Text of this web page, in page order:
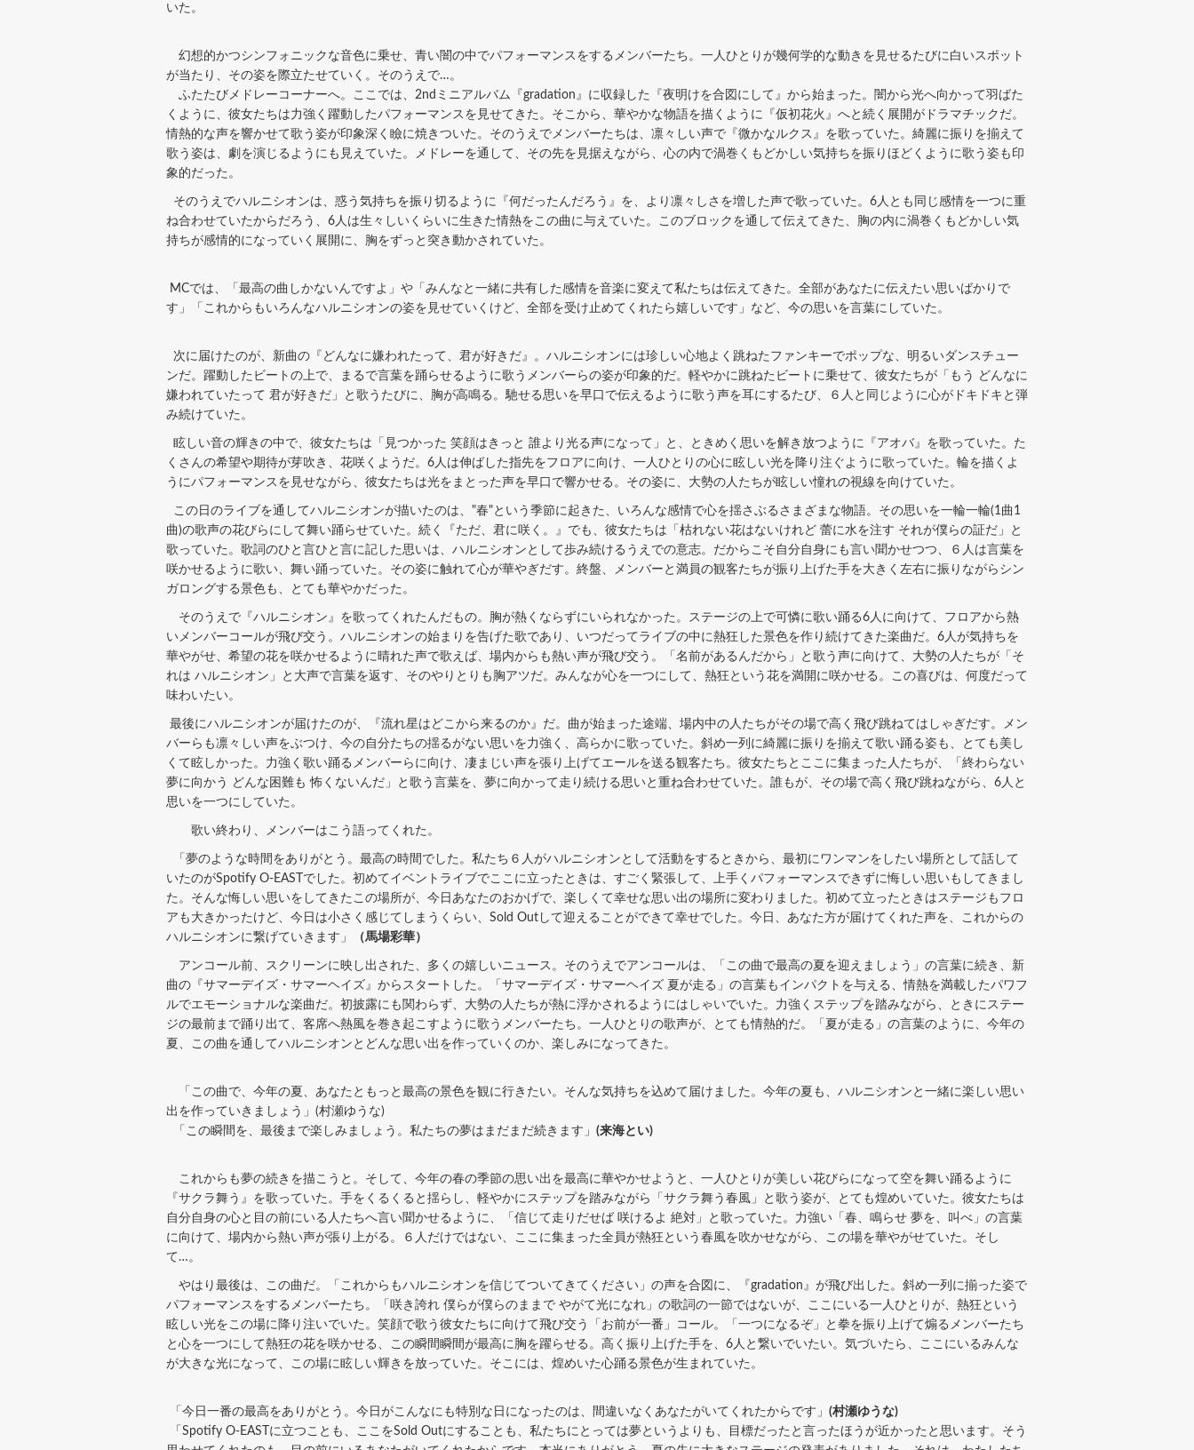
いた。
幻想的かつシンフォニックな音色に乗せ、青い闇の中でパフォーマンスをするメンバーたち。一人ひとりが幾何学的な動きを見せるたびに白いスポット
が当たり、その姿を際立たせていく。そのうえで…。
ふたたびメドレーコーナーへ。ここでは、2ndミニアルバム『gradation』に収録した『夜明けを合図にして』から始まった。闇から光へ向かって羽ばた
くように、彼女たちは力強く躍動したパフォーマンスを見せてきた。そこから、華やかな物語を描くように『仮初花火』へと続く展開がドラマチックだ。
情熱的な声を響かせて歌う姿が印象深く瞼に焼きついた。そのうえでメンバーたちは、凛々しい声で『微かなルクス』を歌っていた。綺麗に振りを揃えて
歌う姿は、劇を演じるようにも見えていた。メドレーを通して、その先を見据えながら、心の内で渦巻くもどかしい気持ちを振りほどくように歌う姿も印
象的だった。
そのうえでハルニシオンは、惑う気持ちを振り切るように『何だったんだろう』を、より凛々しさを増した声で歌っていた。6人とも同じ感情を一つに重
ね合わせていたからだろう、6人は生々しいくらいに生きた情熱をこの曲に与えていた。このブロックを通して伝えてきた、胸の内に渦巻くもどかしい気
持ちが感情的になっていく展開に、胸をずっと突き動かされていた。
MCでは、「最高の曲しかないんですよ」や「みんなと一緒に共有した感情を音楽に変えて私たちは伝えてきた。全部があなたに伝えたい思いばかりで
す」「これからもいろんなハルニシオンの姿を見せていくけど、全部を受け止めてくれたら嬉しいです」など、今の思いを言葉にしていた。
次に届けたのが、新曲の『どんなに嫌われたって、君が好きだ』。ハルニシオンには珍しい心地よく跳ねたファンキーでポップな、明るいダンスチュー
ンだ。躍動したビートの上で、まるで言葉を踊らせるように歌うメンバーらの姿が印象的だ。軽やかに跳ねたビートに乗せて、彼女たちが「もう どんなに
嫌われていたって 君が好きだ」と歌うたびに、胸が高鳴る。馳せる思いを早口で伝えるように歌う声を耳にするたび、６人と同じように心がドキドキと弾
み続けていた。
眩しい音の輝きの中で、彼女たちは「見つかった 笑顔はきっと 誰より光る声になって」と、ときめく思いを解き放つように『アオバ』を歌っていた。た
くさんの希望や期待が芽吹き、花咲くようだ。6人は伸ばした指先をフロアに向け、一人ひとりの心に眩しい光を降り注ぐように歌っていた。輪を描くよ
うにパフォーマンスを見せながら、彼女たちは光をまとった声を早口で響かせる。その姿に、大勢の人たちが眩しい憧れの視線を向けていた。
この日のライブを通してハルニシオンが描いたのは、"春"という季節に起きた、いろんな感情で心を揺さぶるさまざまな物語。その思いを一輪一輪(1曲1
曲)の歌声の花びらにして舞い踊らせていた。続く『ただ、君に咲く。』でも、彼女たちは「枯れない花はないけれど 蕾に水を注す それが僕らの証だ」と
歌っていた。歌詞のひと言ひと言に記した思いは、ハルニシオンとして歩み続けるうえでの意志。だからこそ自分自身にも言い聞かせつつ、６人は言葉を
咲かせるように歌い、舞い踊っていた。その姿に触れて心が華やぎだす。終盤、メンバーと満員の観客たちが振り上げた手を大きく左右に振りながらシン
ガロングする景色も、とても華やかだった。
そのうえで『ハルニシオン』を歌ってくれたんだもの。胸が熱くならずにいられなかった。ステージの上で可憐に歌い踊る6人に向けて、フロアから熱
いメンバーコールが飛び交う。ハルニシオンの始まりを告げた歌であり、いつだってライブの中に熱狂した景色を作り続けてきた楽曲だ。6人が気持ちを
華やがせ、希望の花を咲かせるように晴れた声で歌えば、場内からも熱い声が飛び交う。「名前があるんだから」と歌う声に向けて、大勢の人たちが「そ
れは ハルニシオン」と大声で言葉を返す、そのやりとりも胸アツだ。みんなが心を一つにして、熱狂という花を満開に咲かせる。この喜びは、何度だって
味わいたい。
最後にハルニシオンが届けたのが、『流れ星はどこから来るのか』だ。曲が始まった途端、場内中の人たちがその場で高く飛び跳ねてはしゃぎだす。メン
バーらも凛々しい声をぶつけ、今の自分たちの揺るがない思いを力強く、高らかに歌っていた。斜め一列に綺麗に振りを揃えて歌い踊る姿も、とても美し
くて眩しかった。力強く歌い踊るメンバーらに向け、凄まじい声を張り上げてエールを送る観客たち。彼女たちとここに集まった人たちが、「終わらない
夢に向かう どんな困難も 怖くないんだ」と歌う言葉を、夢に向かって走り続ける思いと重ね合わせていた。誰もが、その場で高く飛び跳ねながら、6人と
思いを一つにしていた。
歌い終わり、メンバーはこう語ってくれた。
「夢のような時間をありがとう。最高の時間でした。私たち６人がハルニシオンとして活動をするときから、最初にワンマンをしたい場所として話して
いたのがSpotify O-EASTでした。初めてイベントライブでここに立ったときは、すごく緊張して、上手くパフォーマンスできずに悔しい思いもしてきまし
た。そんな悔しい思いをしてきたこの場所が、今日あなたのおかげで、楽しくて幸せな思い出の場所に変わりました。初めて立ったときはステージもフロ
アも大きかったけど、今日は小さく感じてしまうくらい、Sold Outして迎えることができて幸せでした。今日、あなた方が届けてくれた声を、これからの
ハルニシオンに繋げていきます」
（馬場彩華）
アンコール前、スクリーンに映し出された、多くの嬉しいニュース。そのうえでアンコールは、「この曲で最高の夏を迎えましょう」の言葉に続き、新
曲の『サマーデイズ・サマーヘイズ』からスタートした。「サマーデイズ・サマーヘイズ 夏が走る」の言葉もインパクトを与える、情熱を満載したパワフ
ルでエモーショナルな楽曲だ。初披露にも関わらず、大勢の人たちが熱に浮かされるようにはしゃいでいた。力強くステップを踏みながら、ときにステー
ジの最前まで踊り出て、客席へ熱風を巻き起こすように歌うメンバーたち。一人ひとりの歌声が、とても情熱的だ。「夏が走る」の言葉のように、今年の
夏、この曲を通してハルニシオンとどんな思い出を作っていくのか、楽しみになってきた。
「この曲で、今年の夏、あなたともっと最高の景色を観に行きたい。そんな気持ちを込めて届けました。今年の夏も、ハルニシオンと一緒に楽しい思い
出を作っていきましょう」(村瀬ゆうな)
「この瞬間を、最後まで楽しみましょう。私たちの夢はまだまだ続きます」 (来海とい)
これからも夢の続きを描こうと。そして、今年の春の季節の思い出を最高に華やかせようと、一人ひとりが美しい花びらになって空を舞い踊るように
『サクラ舞う』を歌っていた。手をくるくると揺らし、軽やかにステップを踏みながら「サクラ舞う春風」と歌う姿が、とても煌めいていた。彼女たちは
自分自身の心と目の前にいる人たちへ言い聞かせるように、「信じて走りだせば 咲けるよ 絶対」と歌っていた。力強い「春、鳴らせ 夢を、叫べ」の言葉
に向けて、場内から熱い声が張り上がる。６人だけではない、ここに集まった全員が熱狂という春風を吹かせながら、この場を華やがせていた。そし
て…。
やはり最後は、この曲だ。「これからもハルニシオンを信じてついてきてください」の声を合図に、『gradation』が飛び出した。斜め一列に揃った姿で
パフォーマンスをするメンバーたち。「咲き誇れ 僕らが僕らのままで やがて光になれ」の歌詞の一節ではないが、ここにいる一人ひとりが、熱狂という
眩しい光をこの場に降り注いでいた。笑顔で歌う彼女たちに向けて飛び交う「お前が一番」コール。「一つになるぞ」と拳を振り上げて煽るメンバーたち
と心を一つにして熱狂の花を咲かせる、この瞬間瞬間が最高に胸を躍らせる。高く振り上げた手を、6人と繋いでいたい。気づいたら、ここにいるみんな
が大きな光になって、この場に眩しい輝きを放っていた。そこには、煌めいた心踊る景色が生まれていた。
「今日一番の最高をありがとう。今日がこんなにも特別な日になったのは、間違いなくあなたがいてくれたからです」 (村瀬ゆうな)
「Spotify O-EASTに立つことも、ここをSold Outにすることも、私たちにとっては夢というよりも、目標だったと言ったほうが近かったと思います。そう